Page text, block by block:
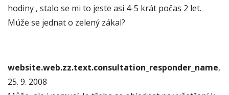
hodiny , stalo se mi to jeste asi 4-5 krát počas 2 let.
Múže se jednat o zelený zákal?
website.web.zz.text.consultation_responder_name,
25. 9. 2008